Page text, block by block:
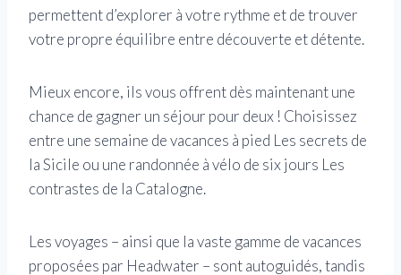
permettent d’explorer à votre rythme et de trouver
votre propre équilibre entre découverte et détente.
Mieux encore, ils vous offrent dès maintenant une
chance de gagner un séjour pour deux ! Choisissez
entre une semaine de vacances à pied Les secrets de
la Sicile ou une randonnée à vélo de six jours Les
contrastes de la Catalogne.
Les voyages – ainsi que la vaste gamme de vacances
proposées par Headwater – sont autoguidés, tandis